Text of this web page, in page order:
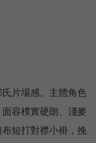
片場感。主體角色
容樸實硬朗、淺麥
短打對襟小褂，挽